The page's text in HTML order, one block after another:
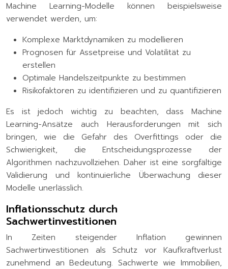
Machine Learning-Modelle können beispielsweise
verwendet werden, um:
Komplexe Marktdynamiken zu modellieren
Prognosen für Assetpreise und Volatilität zu
erstellen
Optimale Handelszeitpunkte zu bestimmen
Risikofaktoren zu identifizieren und zu quantifizieren
Es ist jedoch wichtig zu beachten, dass Machine
Learning-Ansätze auch Herausforderungen mit sich
bringen, wie die Gefahr des Overfittings oder die
Schwierigkeit, die Entscheidungsprozesse der
Algorithmen nachzuvollziehen. Daher ist eine sorgfältige
Validierung und kontinuierliche Überwachung dieser
Modelle unerlässlich.
Inflationsschutz durch
Sachwertinvestitionen
In Zeiten steigender Inflation gewinnen
Sachwertinvestitionen als Schutz vor Kaufkraftverlust
zunehmend an Bedeutung. Sachwerte wie Immobilien,